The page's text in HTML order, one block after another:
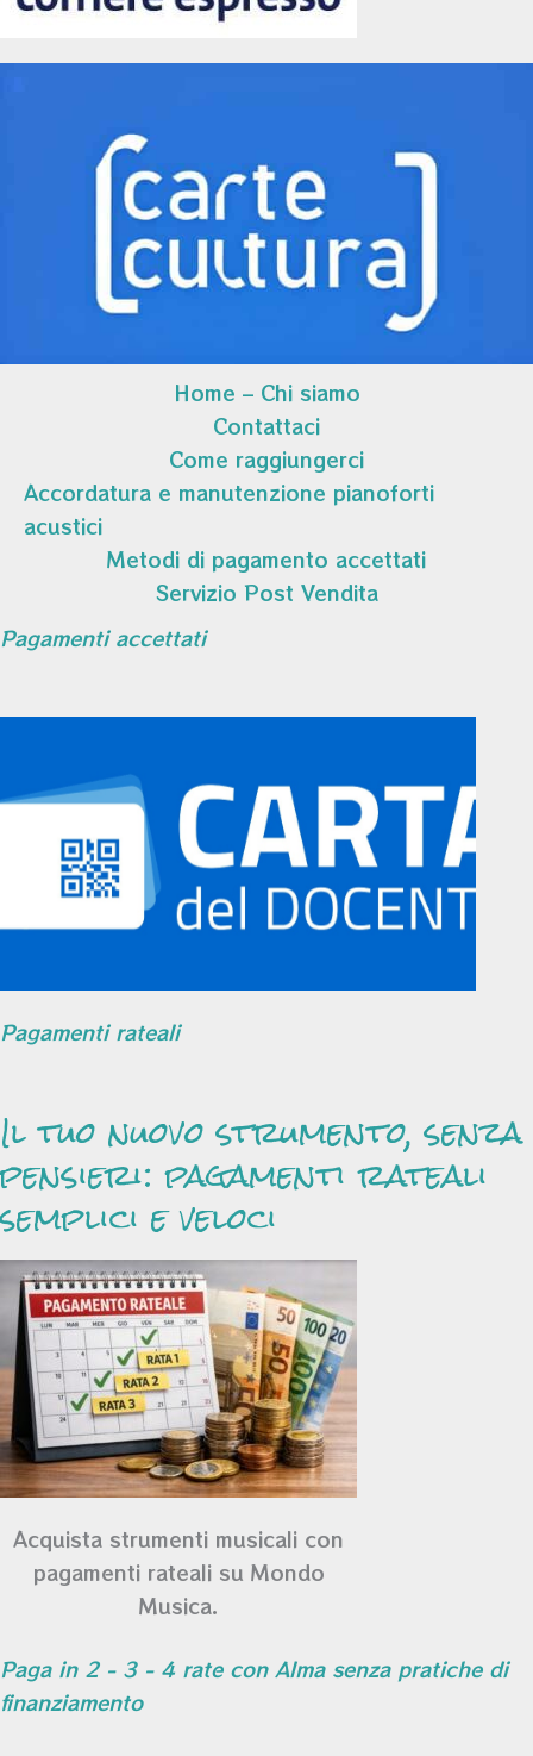
Home – Chi siamo
Contattaci
Come raggiungerci
Accordatura e manutenzione pianoforti
acustici
Metodi di pagamento accettati
Servizio Post Vendita
Pagamenti accettati
Pagamenti rateali
Il tuo nuovo strumento, senza
pensieri: pagamenti rateali
semplici e veloci
Acquista strumenti musicali con
pagamenti rateali su Mondo
Musica.
Paga in 2 - 3 - 4 rate con Alma senza pratiche di
finanziamento